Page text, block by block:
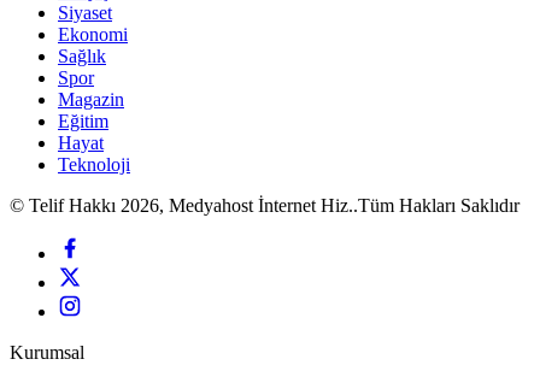
Siyaset
Ekonomi
Sağlık
Spor
Magazin
Eğitim
Hayat
Teknoloji
© Telif Hakkı 2026, Medyahost İnternet Hiz..Tüm Hakları Saklıdır
Kurumsal